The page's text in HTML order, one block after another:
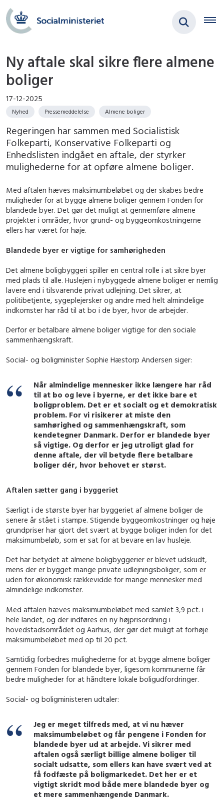
Ny aftale skal sikre flere almene
boliger
17-12-2025
Nyhed Pressemeddelelse Almene boliger
Regeringen har sammen med Socialistisk
Folkeparti, Konservative Folkeparti og
Enhedslisten indgået en aftale, der styrker
mulighederne for at opføre almene boliger.
Med aftalen hæves maksimumbeløbet og der skabes bedre
muligheder for at bygge almene boliger gennem Fonden for
blandede byer. Det gør det muligt at gennemføre almene
projekter i områder, hvor grund- og byggeomkostningerne
ellers har været for høje.
Blandede byer er vigtige for samhørigheden
Det almene boligbyggeri spiller en central rolle i at sikre byer
med plads til alle. Huslejen i nybyggede almene boliger er nemlig
lavere end i tilsvarende privat udlejning. Det sikrer, at
politibetjente, sygeplejersker og andre med helt almindelige
indkomster har råd til at bo i de byer, hvor de arbejder.
Derfor er betalbare almene boliger vigtige for den sociale
sammenhængskraft.
Social- og boligminister Sophie Hæstorp Andersen siger:
Når almindelige mennesker ikke længere har råd
til at bo og leve i byerne, er det ikke bare et
boligproblem. Det er et socialt og et demokratisk
problem. For vi risikerer at miste den
samhørighed og sammenhængskraft, som
kendetegner Danmark. Derfor er blandede byer
så vigtige. Og derfor er jeg utroligt glad for
denne aftale, der vil betyde flere betalbare
boliger dér, hvor behovet er størst.
Aftalen sætter gang i byggeriet
Særligt i de største byer har byggeriet af almene boliger de
senere år stået i stampe. Stigende byggeomkostninger og høje
grundpriser har gjort det svært at bygge boliger inden for det
maksimumbeløb, som er sat for at bevare en lav husleje.
Det har betydet at almene boligbyggerier er blevet udskudt,
mens der er bygget mange private udlejningsboliger, som er
uden for økonomisk rækkevidde for mange mennesker med
almindelige indkomster.
Med aftalen hæves maksimumbeløbet med samlet 3,9 pct. i
hele landet, og der indføres en ny højprisordning i
hovedstadsområdet og Aarhus, der gør det muligt at forhøje
maksimumbeløbet med op til 20 pct.
Samtidig forbedres mulighederne for at bygge almene boliger
gennem Fonden for blandede byer, ligesom kommunerne får
bedre muligheder for at håndtere lokale boligudfordringer.
Social- og boligministeren udtaler:
Jeg er meget tilfreds med, at vi nu hæver
maksimumbeløbet og får pengene i Fonden for
blandede byer ud at arbejde. Vi sikrer med
aftalen også særligt billige almene boliger til
socialt udsatte, som ellers kan have svært ved at
få fodfæste på boligmarkedet. Det her er et
vigtigt skridt mod både mere blandede byer og
et mere sammenhængende Danmark.